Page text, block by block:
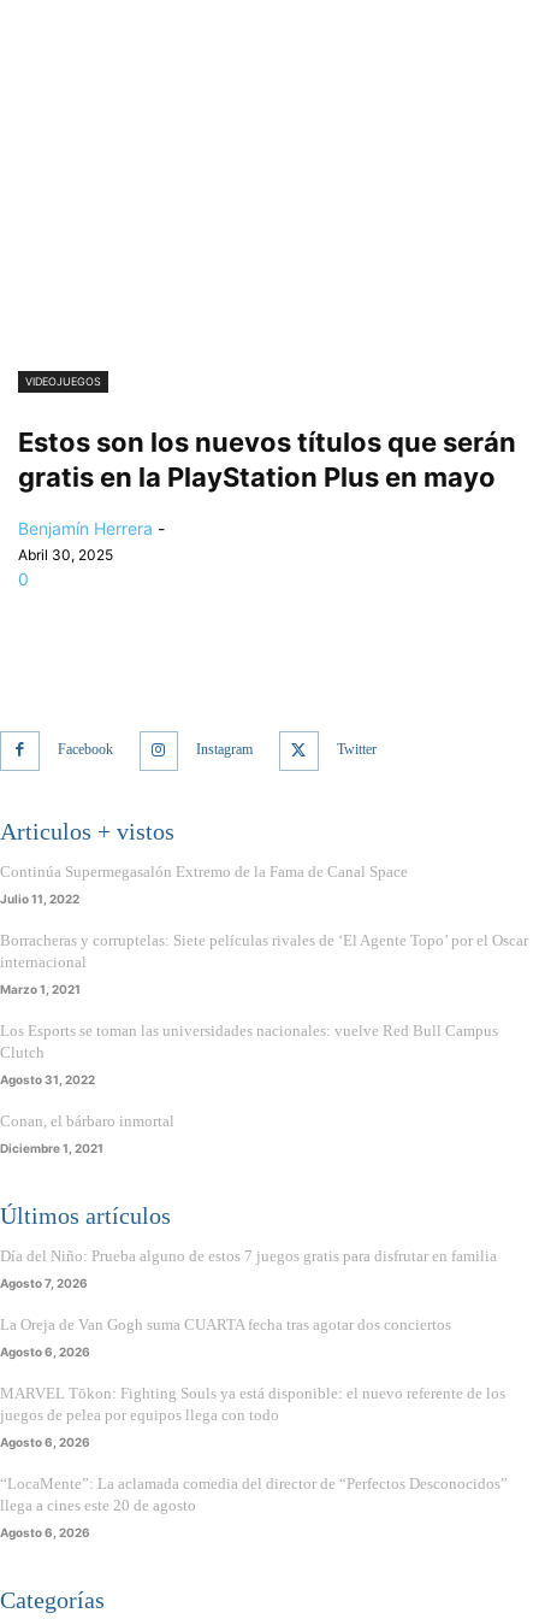
VIDEOJUEGOS
Estos son los nuevos títulos que serán
gratis en la PlayStation Plus en mayo
Benjamín Herrera -
Abril 30, 2025
0
Facebook Instagram Twitter
Articulos + vistos
Continúa Supermegasalón Extremo de la Fama de Canal Space
Julio 11, 2022
Borracheras y corruptelas: Siete películas rivales de ‘El Agente Topo’ por el Oscar
internacional
Marzo 1, 2021
Los Esports se toman las universidades nacionales: vuelve Red Bull Campus
Clutch
Agosto 31, 2022
Conan, el bárbaro inmortal
Diciembre 1, 2021
Últimos artículos
Día del Niño: Prueba alguno de estos 7 juegos gratis para disfrutar en familia
Agosto 7, 2026
La Oreja de Van Gogh suma CUARTA fecha tras agotar dos conciertos
Agosto 6, 2026
MARVEL Tōkon: Fighting Souls ya está disponible: el nuevo referente de los
juegos de pelea por equipos llega con todo
Agosto 6, 2026
“LocaMente”: La aclamada comedia del director de “Perfectos Desconocidos”
llega a cines este 20 de agosto
Agosto 6, 2026
Categorías